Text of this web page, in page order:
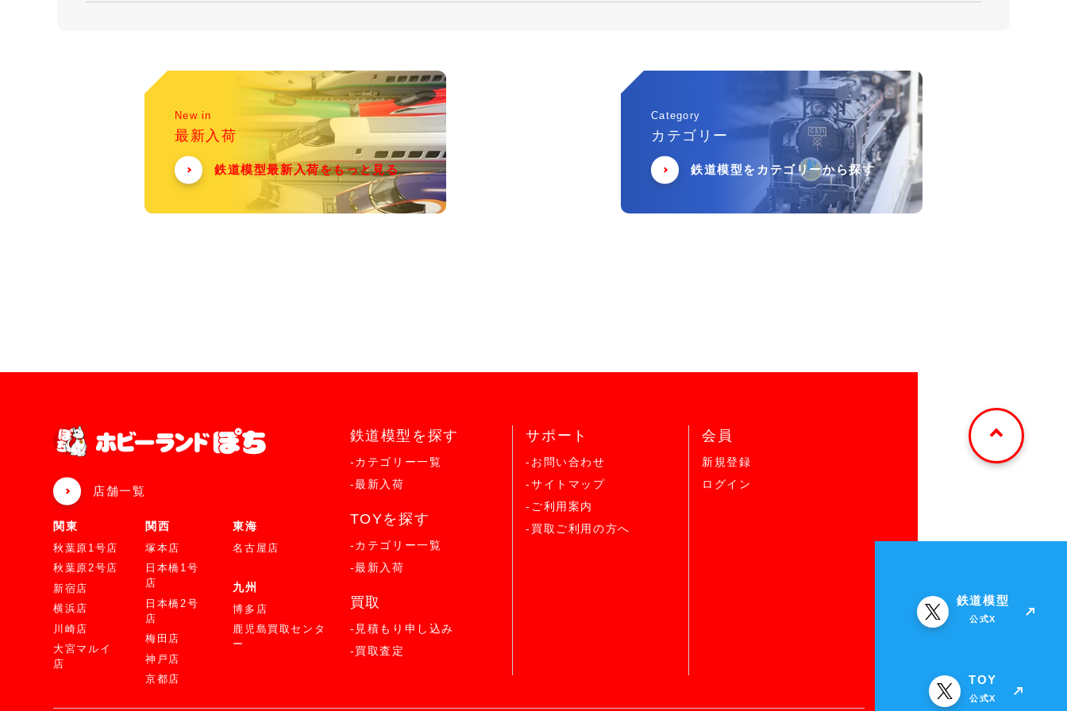
New in
最新入荷
鉄道模型最新入荷をもっと見る
Category
カテゴリー
鉄道模型をカテゴリーから探す
店舗一覧
関東
秋葉原1号店
秋葉原2号店
新宿店
横浜店
川崎店
大宮マルイ
店
関西
塚本店
日本橋1号
店
日本橋2号
店
梅田店
神戸店
京都店
東海
名古屋店
九州
博多店
鹿児島買取センタ
ー
鉄道模型を探す
-カテゴリー一覧
-最新入荷
TOYを探す
-カテゴリー一覧
-最新入荷
買取
-見積もり申し込み
-買取査定
サポート
-お問い合わせ
-サイトマップ
-ご利用案内
-買取ご利用の方へ
会員
新規登録
ログイン
鉄道模型
公式X
TOY
公式X